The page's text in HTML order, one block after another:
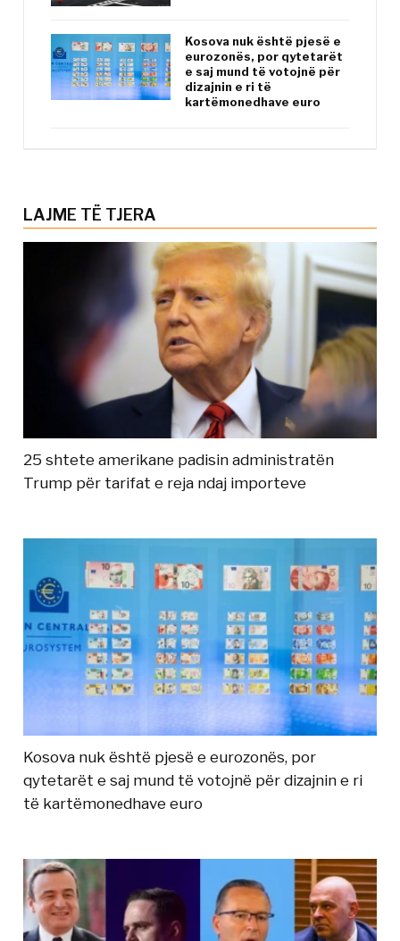
Kosova nuk është pjesë e
eurozonës, por qytetarët
e saj mund të votojnë për
dizajnin e ri të
kartëmonedhave euro
LAJME TË TJERA
25 shtete amerikane padisin administratën
Trump për tarifat e reja ndaj importeve
Kosova nuk është pjesë e eurozonës, por
qytetarët e saj mund të votojnë për dizajnin e ri
të kartëmonedhave euro